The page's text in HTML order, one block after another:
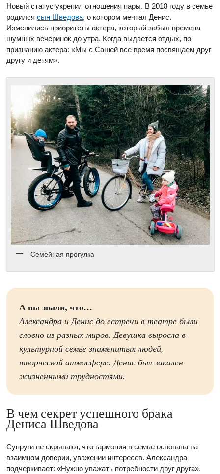
Новый статус укрепил отношения пары. В 2018 году в семье
родилсясын Шведова, о котором мечтал Денис.
Изменились приоритеты актера, который забыл времена
шумных вечеринок до утра. Когда выдается отдых, по
признанию актера: «Мы с Сашей все время посвящаем друг
другу и детям».
Семейная прогулка
А вы знали, что…
Александра и Денис до встречи в театре были
словно из разных миров. Девушка выросла в
культурной семье знаменитых людей,
творческой атмосфере. Денис был закален
жизненными трудностями.
В чем секрет успешного брака
Дениса Шведова
Супруги не скрывают, что гармония в семье основана на
взаимном доверии, уважении интересов. Александра
подчеркивает: «Нужно уважать потребности друг друга».